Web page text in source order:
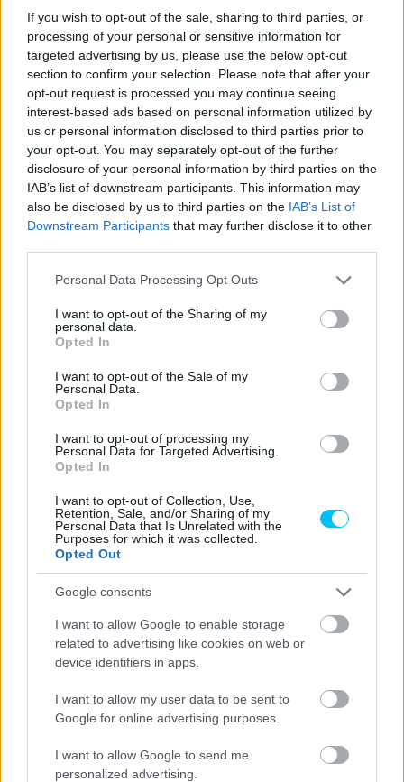
If you wish to opt-out of the sale, sharing to third parties, or
processing of your personal or sensitive information for
targeted advertising by us, please use the below opt-out
section to confirm your selection. Please note that after your
opt-out request is processed you may continue seeing
interest-based ads based on personal information utilized by
us or personal information disclosed to third parties prior to
your opt-out. You may separately opt-out of the further
disclosure of your personal information by third parties on the
IAB’s list of downstream participants. This information may
also be disclosed by us to third parties on the IAB’s List of
Downstream Participants that may further disclose it to other
Please note that this website/app uses one or more Google
not limited to your visit or usage behaviour. You may click to
grant or deny consent to Google and its third-party tags to
use your data for below specified purposes in below Google
consent section.
Personal Data Processing Opt Outs
I want to opt-out of the Sharing of my
personal data.
Opted In
I want to opt-out of the Sale of my
Personal Data.
Opted In
I want to opt-out of processing my
Personal Data for Targeted Advertising.
Opted In
I want to opt-out of Collection, Use,
Retention, Sale, and/or Sharing of my
Personal Data that Is Unrelated with the
Purposes for which it was collected.
Opted Out
Google consents
I want to allow Google to enable storage
related to advertising like cookies on web or
device identifiers in apps.
I want to allow my user data to be sent to
Google for online advertising purposes.
I want to allow Google to send me
personalized advertising.
időmérőt Montmelóban
Pestality Máté - 2024. 05. 25.
MotoGP
Ismét létrejöhet a Suzuki korábbi nyerő
felállása?
Aldeguer megérkezett, hazai környezetben
aratta az első idei győzelmét a Moto2-ben
Pestality Máté - 2024. 04. 28.
García első Moto2-es győzelmét aratta